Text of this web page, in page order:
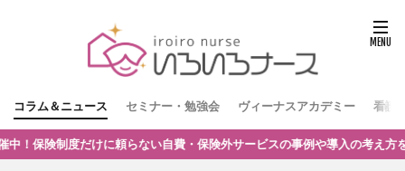
コラム＆ニュース セミナー・勉強会 ヴィーナスアカデミー 看護
ない自費・保険外サービスの事例や導入の考え方を解説します。参加